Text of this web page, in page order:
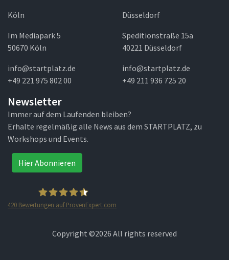
Köln
Im Mediapark 5
50670 Köln
info@startplatz.de
+49 221 975 802 00
Düsseldorf
Speditionstraße 15a
40221 Düsseldorf
info@startplatz.de
+49 211 936 725 20
Newsletter
Immer auf dem Laufenden bleiben?
Erhalte regelmäßig alle News aus dem STARTPLATZ, zu
Workshops und Events.
Hier Abonnieren
420 Bewertungen auf ProvenExpert.com
Copyright ©2026 All rights reserved